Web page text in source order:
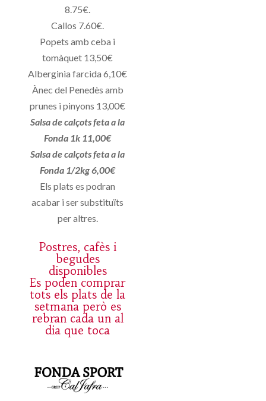
8.75€.
Callos 7.60€.
Popets amb ceba i
tomàquet 13,50€
Alberginia farcida 6,10€
Ànec del Penedès amb
prunes i pinyons 13,00€
Salsa de calçots feta a la
Fonda 1k 11,00€
Salsa de calçots feta a la
Fonda 1/2kg 6,00€
Els plats es podran
acabar i ser substituïts
per altres.
Postres, cafès i
begudes
disponibles
Es poden comprar
tots els plats de la
setmana però es
rebran cada un al
dia que toca